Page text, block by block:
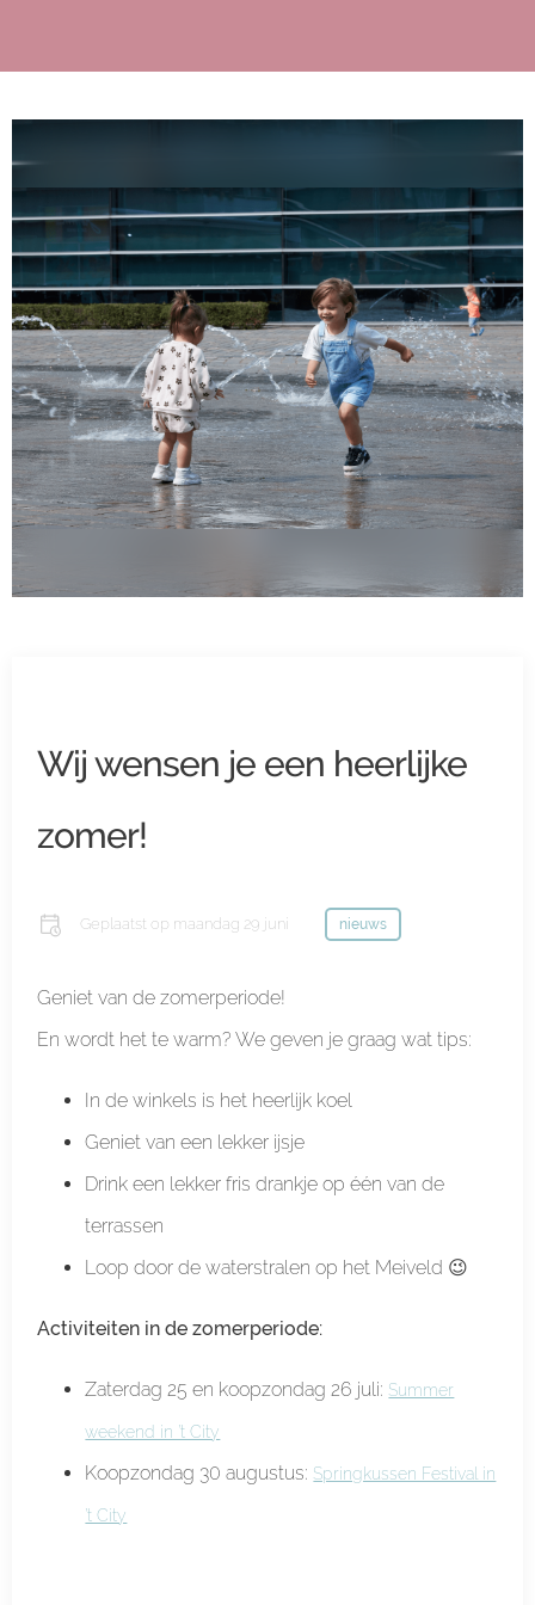
Wij wensen je een heerlijke
zomer!
Geplaatst op maandag 29 juni nieuws
Geniet van de zomerperiode!
En wordt het te warm? We geven je graag wat tips:
In de winkels is het heerlijk koel
Geniet van een lekker ijsje
Drink een lekker fris drankje op één van de
terrassen
Loop door de waterstralen op het Meiveld 😉
Activiteiten in de zomerperiode:
Zaterdag 25 en koopzondag 26 juli: Summer
weekend in ’t City
Koopzondag 30 augustus: Springkussen Festival in
’t City